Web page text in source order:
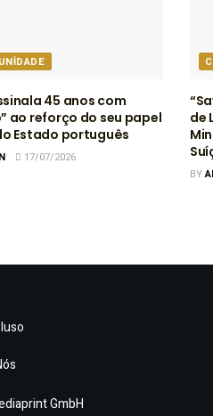
45 anos com
ao reforço do seu papel
Estado português
17/07/2026
de
BY
GmbH